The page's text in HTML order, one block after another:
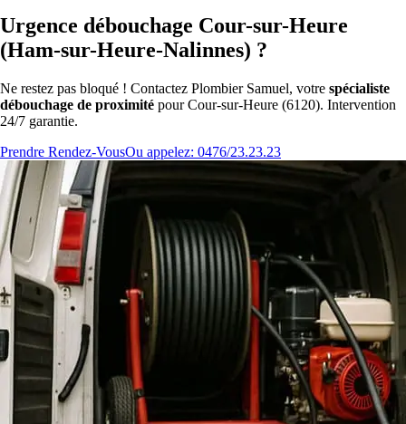
Urgence débouchage Cour-sur-Heure
(Ham-sur-Heure-Nalinnes) ?
Ne restez pas bloqué ! Contactez Plombier Samuel, votre spécialiste
débouchage de proximité pour Cour-sur-Heure (6120). Intervention
24/7 garantie.
Prendre Rendez-VousOu appelez: 0476/23.23.23